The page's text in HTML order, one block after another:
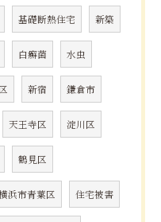
基礎断熱住宅 新築
白癬菌 水虫
新宿 鎌倉市
天王寺区 淀川区
鶴見区
浜市青葉区 住宅被害